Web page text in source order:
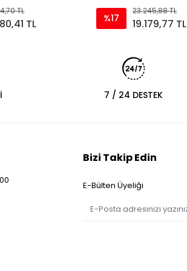
TL
TL %17
23.245,88 TL
19.179,77 TL
7 / 24 DESTEK
Bizi Takip Edin
E-Bülten Üyeliği